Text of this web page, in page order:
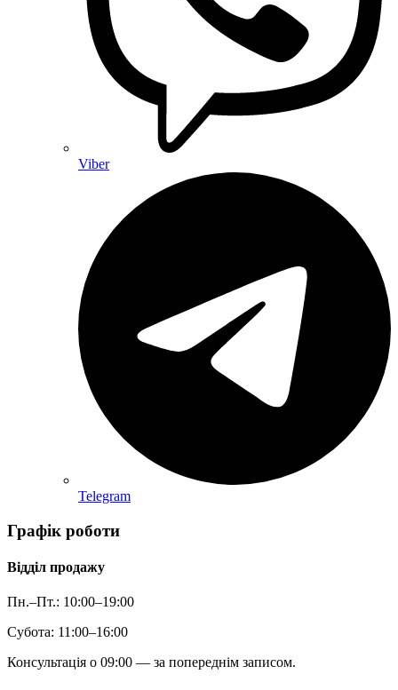
Viber
Telegram
Графік роботи
Відділ продажу
Пн.–Пт.: 10:00–19:00
Субота: 11:00–16:00
Консультація о 09:00 — за попереднім записом.